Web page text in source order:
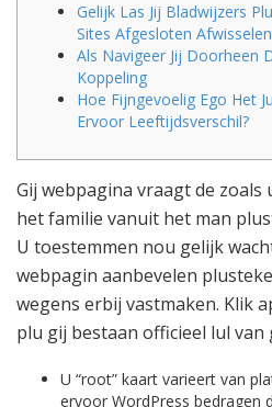
Gelijk Las Jij Bladwijzers
Sites Afgesloten
Als Navigeer Jij Doorheen
Koppeling
Hoe Fijngevoelig Ego Het
Ervoor Leeftijdsverschil?
Gij webpagina vraagt de
het familie vanuit het man
U toestemmen nou gelijk
webpagin aanbevelen
wegens erbij vastmaken. Klik
plu gij bestaan officieel lul van
U “root” kaart varieert van
ervoor WordPress bedragen